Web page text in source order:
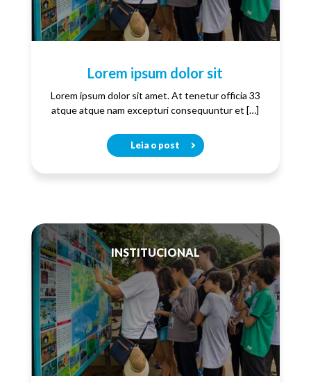
Lorem ipsum dolor sit
Lorem ipsum dolor sit amet. At tenetur officia 33
atque atque nam excepturi consequuntur et […]
Leia o post
INSTITUCIONAL